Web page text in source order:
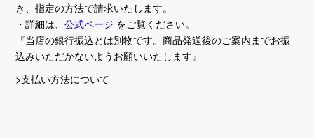
き、指定の方法で請求いたします。
・詳細は、公式ページ をご覧ください。
『当店の銀行振込とは別物です。商品発送後のご案内までお振
込みいただかないようお願いいたします』
>支払い方法について